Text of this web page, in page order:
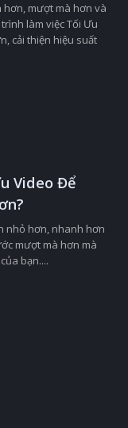
hơn, mượt mà hơn và
làm việc Tối Ưu
cải thiện hiệu suất
Video Để
nhỏ hơn, nhanh hơn
mượt mà hơn mà
bạn....